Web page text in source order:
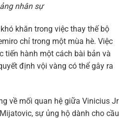
nhân sự
khăn trong việc thay thế bộ
chỉ trong một mùa hè. Việc
tiến hành một cách bài bản và
định vội vàng có thể gây ra
về mối quan hệ giữa Vinicius Jr
sự ủng hộ dành cho cầu